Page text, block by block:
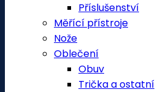
Příslušenství
Měřící přístroje
Nože
Oblečení
Obuv
Trička a ostatní